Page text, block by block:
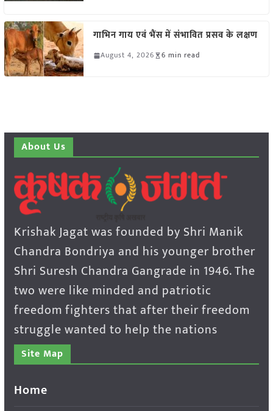
गाभिन गाय एवं भैंस में संभावित प्रसव के लक्षण
August 4, 2026 6 min read
About Us
Krishak Jagat was founded by Shri Manik
Chandra Bondriya and his younger brother
Shri Suresh Chandra Gangrade in 1946. The
two were like minded and patriotic
freedom fighters that after their freedom
struggle wanted to help the nations
Site Map
Home